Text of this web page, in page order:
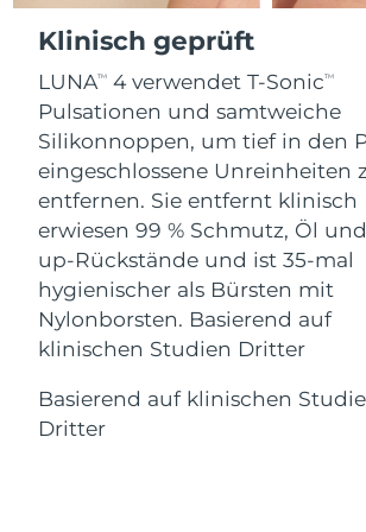
Klinisch geprüft
LUNATM 4 verwendet T-SonicTM
Pulsationen und samtweiche
Silikonnoppen, um tief in den
eingeschlossene Unreinheiten
entfernen. Sie entfernt klinisch
erwiesen 99 % Schmutz, Öl
up-Rückstände und ist 35-mal
hygienischer als Bürsten mit
Nylonborsten. Basierend auf
klinischen Studien Dritter
Basierend auf klinischen
Dritter
For healthy hair
Kosmetik
Kaufe alles
FOREO APP
ÜBER
Gibraltar
Griechenland
Sonderverwaltungsregion
Hongkong
Ungarn
Island
Indonesien